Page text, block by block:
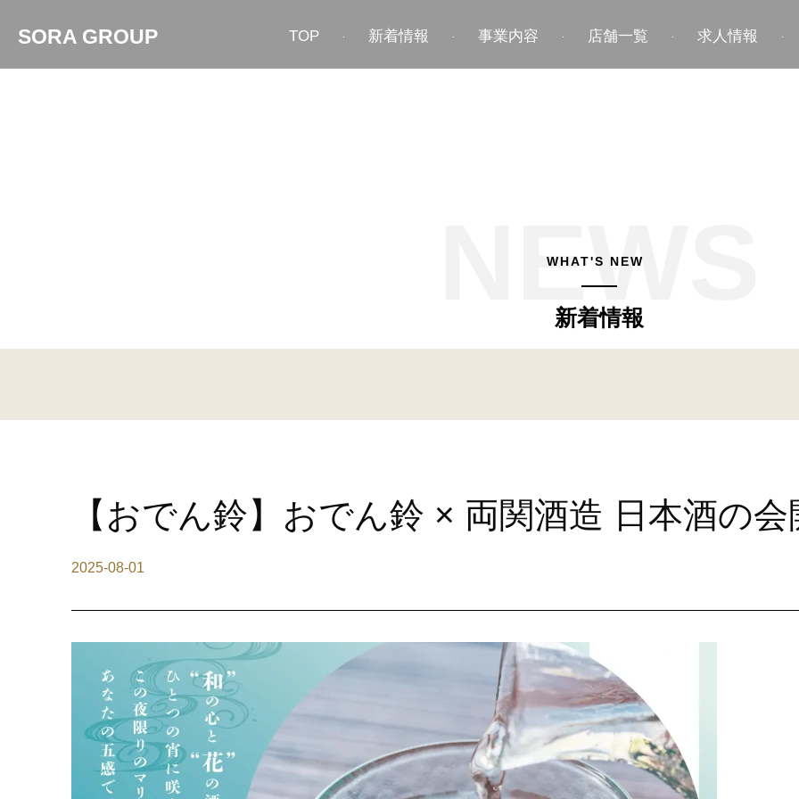
SORA GROUP TOP 新着情報 事業内容 店舗一覧 求人情報
WHAT'S NEW
新着情報
【おでん鈴】おでん鈴 × 両関酒造 日本酒の
2025-08-01